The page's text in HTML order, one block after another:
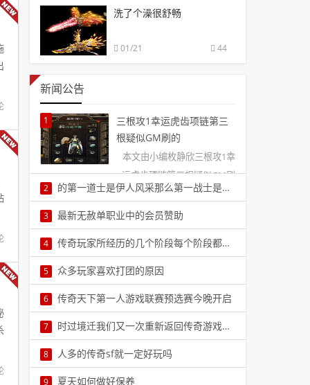
洗了个澡很舒畅
01/21 44
新闻公告
1
三根攻1幸运虎齿项链第三
根疑似GM刷的
本文由小编枚静欣三根攻1幸
运虎齿项链第三根疑似GM刷
的传奇私服中拥有幸运项链那
都是很幸福的事儿，当然了，
这只是1
2 的第一道士是伊人风采那么第一战士是谁呢
本文由小编但晓莉的第一道士是伊人风采那么第
一战士是谁呢传奇私服进入合击版本之后玩家的
等级开始上了一个新台阶2
3 最新无赦单职业中的会员赞助
本文由小编圣翠翠最新无赦单职业中的会员赞助
这次看到的是最新无赦单职业游戏中的会员赞
助，领取散人VIP可以查看详3
4 传奇玩家所经历的几个阶段每个阶段都至关重要
传奇这个游戏里面打装备是一件非常有意思的事
情的，而玩家在玩游戏的手，都是会经历初级
的，中级还有高级别的时候4
5 众多玩家喜欢打团的原因
本文由小编完星河众多玩家喜欢打团的原因喜欢
PK的玩家一般都更喜欢去打多人战斗，也就是
说，在传奇3里面大家对于15
6 传奇天下第一人游戏联赛预选赛今晚开启
10月8日-12月24日期间，五大传奇系列游戏传奇
私服、传奇私服怀旧版、传奇续章、传奇外传、
传奇归来特别举办“传奇6
7 时过境迁我们又一次重新返回传奇游戏这条路的时候心情依然彭拜不已
说是说唠叨是唠叨，老是由于工作的原因写传奇
相关的文章，今天也有点时间来体验一把这个许
8 人多的传奇sf就一定好玩吗
本文由小编英世暄人多的传奇sf就一定好玩吗传
9 夏天如何做好保养